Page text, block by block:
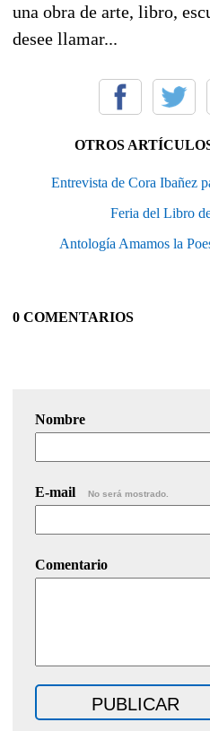
una obra de arte, libro,
desee llamar...
OTROS
Entrevista de Cora Ibañez
Feria del Libro
Antología Amamos la
0 COMENTARIOS
Nombre
E-mail No será mostrado.
Comentario